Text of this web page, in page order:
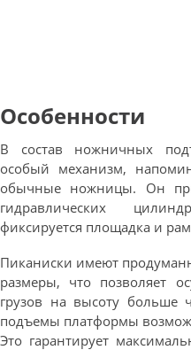
Особенности
В состав ножничных
особый механизм,
обычные ножницы. Он
гидравлических
фиксируется площадка и
Пиканиски имеют
размеры, что позволяет
грузов на высоту больше
подъемы платформы
Это гарантирует